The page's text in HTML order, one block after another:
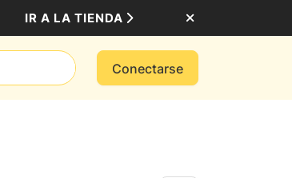
IR A LA TIENDA
Conectarse